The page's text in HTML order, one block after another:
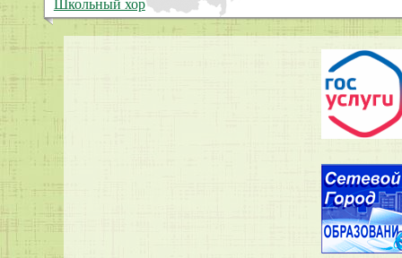
Школьный хор